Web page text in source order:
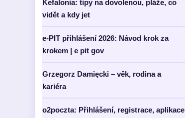
Kefalonia: tipy na dovolenou, pláže, co
vidět a kdy jet
e-PIT přihlášení 2026: Návod krok za
krokem | e pit gov
Grzegorz Damięcki – věk, rodina a
kariéra
o2poczta: Přihlášení, registrace, aplikace